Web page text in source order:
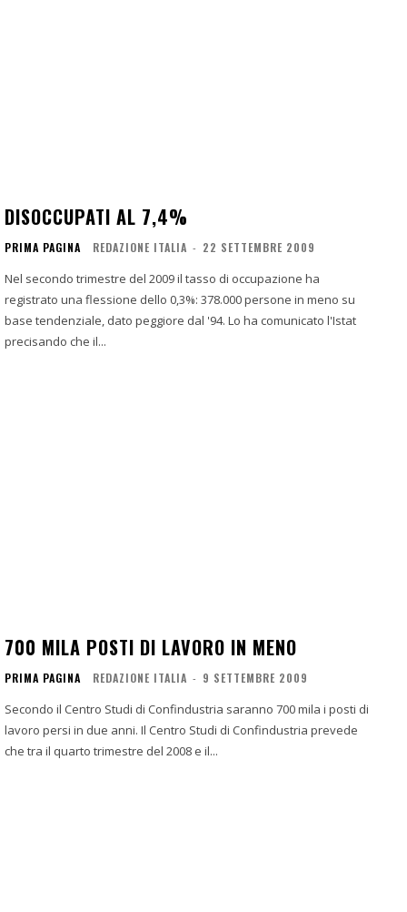
DISOCCUPATI AL 7,4%
PRIMA PAGINA REDAZIONE ITALIA - 22 SETTEMBRE 2009
Nel secondo trimestre del 2009 il tasso di occupazione ha
registrato una flessione dello 0,3%: 378.000 persone in meno su
base tendenziale, dato peggiore dal '94. Lo ha comunicato l'Istat
precisando che il...
700 MILA POSTI DI LAVORO IN MENO
PRIMA PAGINA REDAZIONE ITALIA - 9 SETTEMBRE 2009
Secondo il Centro Studi di Confindustria saranno 700 mila i posti di
lavoro persi in due anni. Il Centro Studi di Confindustria prevede
che tra il quarto trimestre del 2008 e il...